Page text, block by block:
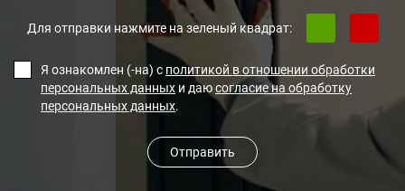
Для отправки нажмите на зеленый квадрат:
Я ознакомлен (-на) с политикой в отношении обработки
персональных данных и даюсогласие на обработку
персональных данных.
Отправить